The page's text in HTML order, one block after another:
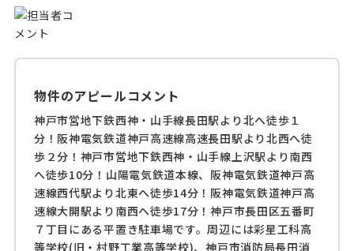
物件のアピールコメント
神戸市営地下鉄西神・山手線長田駅より北へ徒歩１
分！阪神電気鉄道神戸高速線高速長田駅より北西へ徒
歩２分！神戸市営地下鉄西神・山手線上沢駅より南西
へ徒歩10分！山陽電気鉄道本線、阪神電気鉄道神戸高
速線西代駅より北東へ徒歩14分！阪神電気鉄道神戸高
速線大開駅より南西へ徒歩17分！神戸市長田区五番町
７丁目にある平置き駐車場です。周辺には彩星工科高
等学校(旧・村野工業高等学校)、神戸市消防局長田消